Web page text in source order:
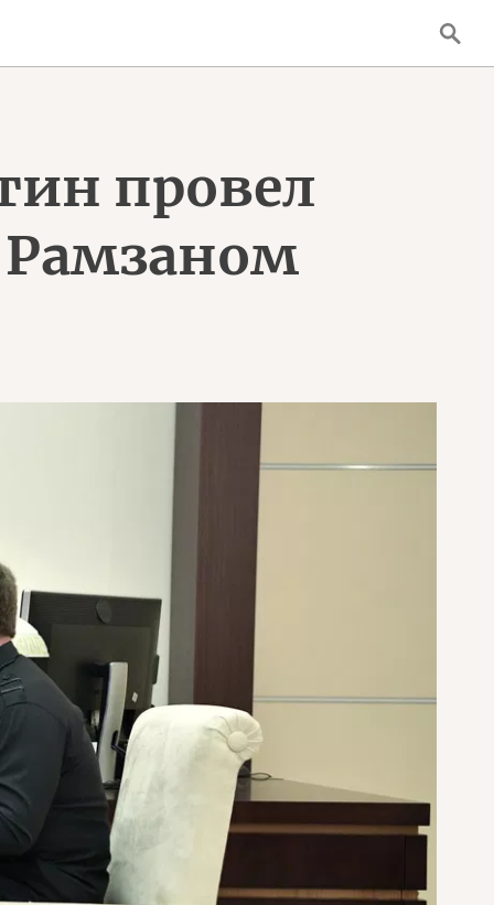
провел
Рамзаном